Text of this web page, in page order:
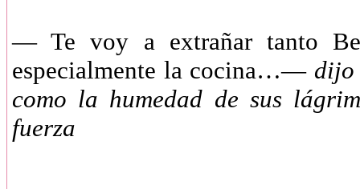
— Te voy a extrañar tanto
especialmente la cocina…— dijo
como la humedad de sus
fuerza